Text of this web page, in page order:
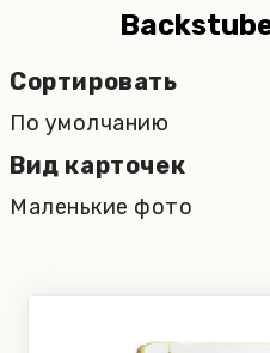
Сортировать
По умолчанию
Вид карточек
Маленькие фото